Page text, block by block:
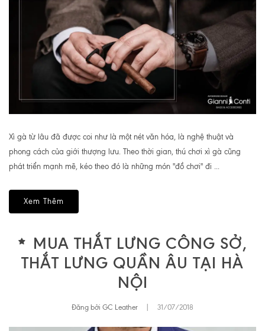
Xì gà từ lâu đã được coi như là một nét văn hóa, là nghệ thuật và
phong cách của giới thượng lưu. Theo thời gian, thú chơi xì gà cũng
phát triển mạnh mẽ, kéo theo đó là những món "đồ chơi" đi ...
Xem Thêm
MUA THẮT LƯNG CÔNG SỞ,
THẮT LƯNG QUẦN ÂU TẠI HÀ
NỘI
Đăng bởi GC Leather 31/07/2018